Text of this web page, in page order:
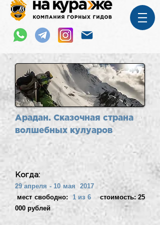
Арадан. Сказочная страна
волшебных кулуаров
Когда:
29 апреля - 10 мая
2017
мест свободно:
1 из 6стоимость: 25
000 рублей